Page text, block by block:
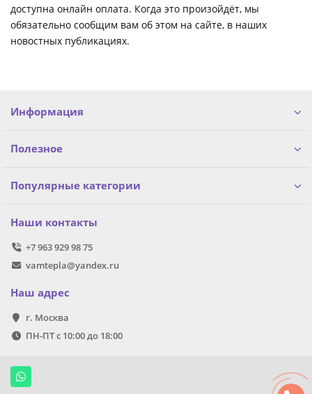
доступна онлайн оплата. Когда это произойдёт, мы
обязательно сообщим вам об этом на сайте, в наших
новостных публикациях.
Информация
Полезное
Популярные категории
Наши контакты
+7 963 929 98 75
vamtepla@yandex.ru
Наш адрес
г. Москва
ПН-ПТ с 10:00 до 18:00